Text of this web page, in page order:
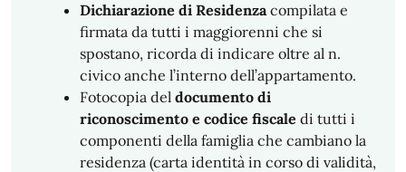
Dichiarazione di Residenzacompilata e
firmata da tutti i maggiorenni che si
spostano, ricorda di indicare oltre al n.
civico anche l’interno dell’appartamento.
Fotocopia del documento di
riconoscimento e codice fiscale di tutti i
componenti della famiglia che cambiano la
residenza (carta identità in corso di validità,